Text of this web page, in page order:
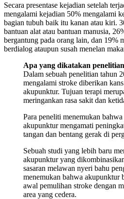
Secara presentase kejadian setelah
mengalami kejadian 50% mengalami
bagian tubuh baik itu kanan atau kiri.
bantuan alat atau bantuan manusia,
bergantung pada orang lain, dan 19%
berdialog ataupun susah menelan
Apa yang dikatakan
Dalam sebuah penelitian tahun
mengalami stroke diberikan
akupunktur. Tujuan terapi
meringankan rasa sakit dan
Para peneliti menemukan
akupunktur mengamati
tangan dan bentang gerak di
Sebuah studi yang lebih baru
akupunktur yang
sasaran melawan nyeri bahu
menemukan bahwa akupunktur
awal pemulihan stroke dengan
area yang cedera.